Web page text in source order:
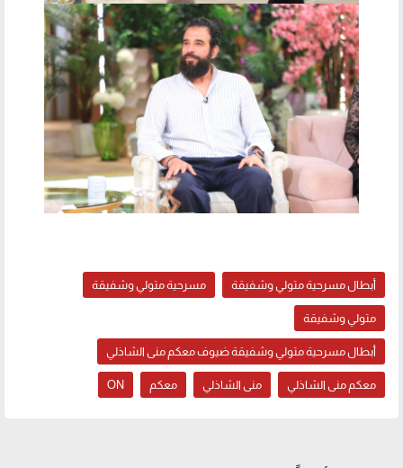
أبطال مسرحية متولي وشفيقة مسرحية متولي وشفيقة
متولي وشفيقة
أبطال مسرحية متولي وشفيقة ضيوف معكم منى الشاذلي
معكم منى الشاذلي منى الشاذلي معكم ON